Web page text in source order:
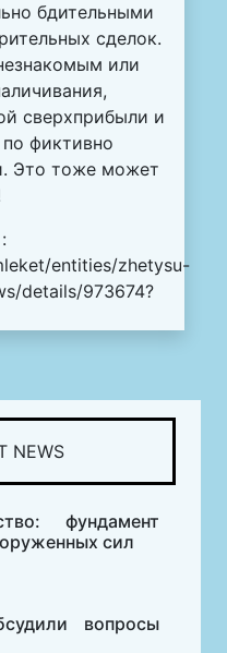
бдительными
сделок.
или
сверхприбыли и
фиктивно
Это тоже может
entities/zhetysu-
details/973674?
NEWS
фундамент
сил
вопросы